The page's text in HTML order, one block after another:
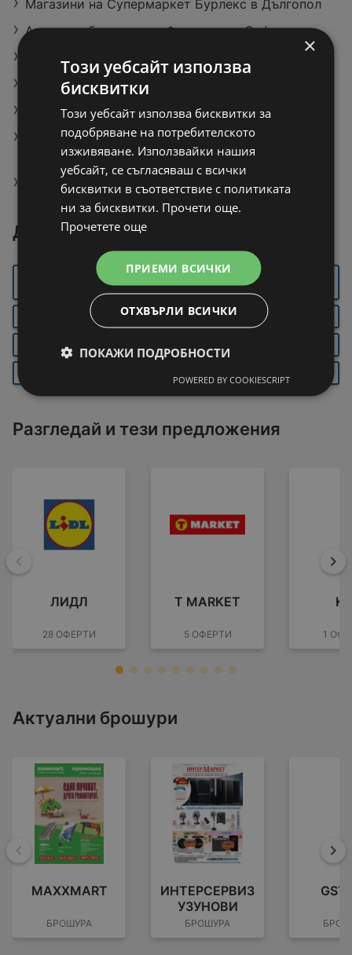
Магазини на Супермаркет Бурлекс в Дългопол
Актуални брошури на Фантастико София
Направи си сам химикалки
Prosecco Caj Пенливо вино DOC
TOWNLAND Домашен комплект M - XXL
JYSK Настолна лампа JOACHIM Ø27xВ54см
бежова/черна
SPICE&SOUL Стъклени протектори 2 бр.
Други градове около Дългопол
ВЕЛИКО ТЪРНОВО
ТРЯВНА
ПАВЛИКЕНИ
Разгледай и тези предложения
Назад
ЛИДЛ
28 ОФЕРТИ
T MARKET
5 ОФЕРТИ 1
Актуални брошури
Назад
MAXXMART
БРОШУРА
ИНТЕРСЕРВИЗ
УЗУНОВИ
БРОШУРА
×
Този уебсайт използва
бисквитки
Този уебсайт използва бисквитки за
подобряване на потребителското
изживяване. Използвайки нашия
уебсайт, се съгласяваш с всички
бисквитки в съответствие с политиката
ни за бисквитки. Прочети още.
Прочетете още
ПРИЕМИ ВСИЧКИ
ОТХВЪРЛИ ВСИЧКИ
ПОКАЖИ ПОДРОБНОСТИ
POWERED BY COOKIESCRIPT